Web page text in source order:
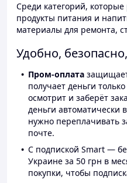
Среди категорий, которые
продукты питания и
материалы для ремонта,
Удобно,
Пром-оплата
получает деньги
осмотрит и заберёт
деньги автоматически
нужно переплачивать
почте.
С подпиской Smart —
Украине за 50 грн в
покупки, чтобы